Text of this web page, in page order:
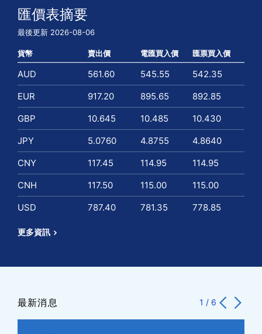
匯價表摘要
最後更新 2026-08-06
貨幣 賣出價 電匯買入價 匯票買入價
AUD 561.60 545.55
542.35
EUR
917.20 895.65
892.85
GBP
10.645 10.485
10.430
JPY
5.0760 4.8755
4.8640
CNY
117.45 114.95
114.95
CNH
117.50 115.00
115.00
USD
787.40 781.35 778.85
更多資訊
最新消息 1 / 6